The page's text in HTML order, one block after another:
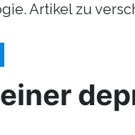
Artikel zu